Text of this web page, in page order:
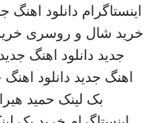
اینستاگرام دانلود اهنگ
خرید شال و روسری
جدید دانلود اهنگ جدید
اهنگ جدید دانلود اهنگ
بک لینک حمید